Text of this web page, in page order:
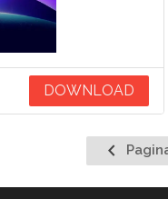
DOWNLOAD
Pagina